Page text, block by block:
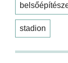
stadion